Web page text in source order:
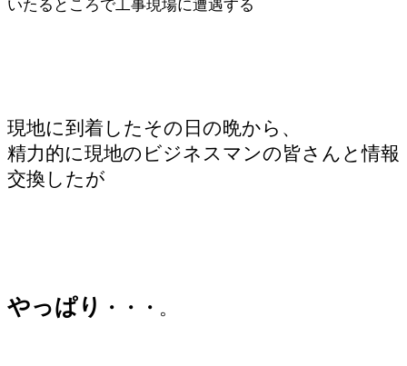
いたるところで工事現場に遭遇する
現地に到着したその日の晩から、
精力的に現地のビジネスマンの皆さんと情報
交換したが
やっぱり ・・・ 。